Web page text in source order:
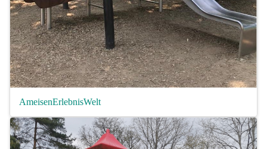
AmeisenErlebnisWelt